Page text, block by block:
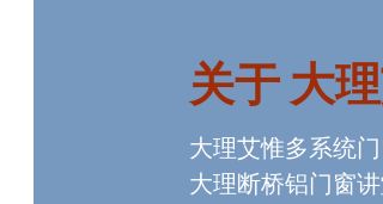
关于 大
大理艾惟多系统
大理断桥铝门窗